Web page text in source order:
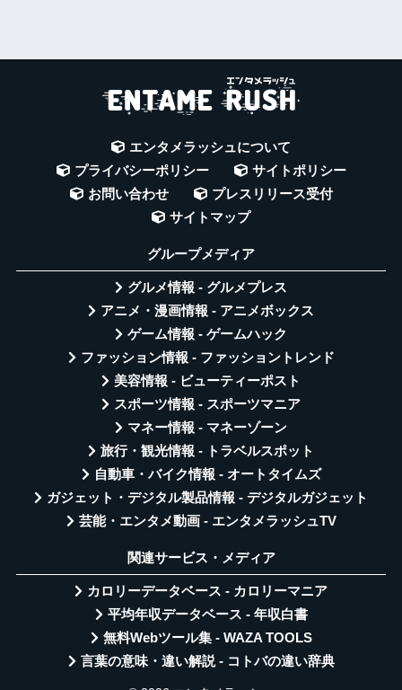
エンタメラッシュについて
プライバシーポリシー
サイトポリシー
お問い合わせ
プレスリリース受付
サイトマップ
グループメディア
グルメ情報 - グルメプレス
アニメ・漫画情報 - アニメボックス
ゲーム情報 - ゲームハック
ファッション情報 - ファッショントレンド
美容情報 - ビューティーポスト
スポーツ情報 - スポーツマニア
マネー情報 - マネーゾーン
旅行・観光情報 - トラベルスポット
自動車・バイク情報 - オートタイムズ
ガジェット・デジタル製品情報 - デジタルガジェット
芸能・エンタメ動画 - エンタメラッシュTV
関連サービス・メディア
カロリーデータベース - カロリーマニア
平均年収データベース - 年収白書
無料Webツール集 - WAZA TOOLS
言葉の意味・違い解説 - コトバの違い辞典